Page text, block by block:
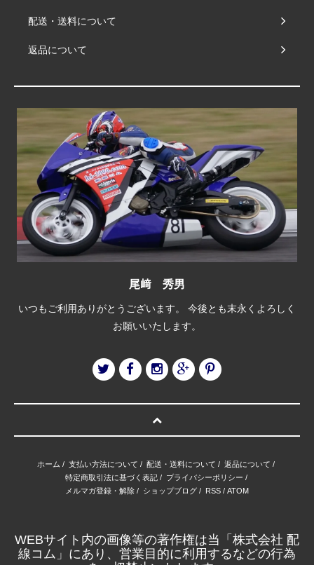
配送・送料について
返品について
尾﨑 秀男
いつもご利用ありがとうございます。 今後とも末永くよろしく
お願いいたします。
ホーム / 支払い方法について / 配送・送料について / 返品について /
特定商取引法に基づく表記/ プライバシーポリシー /
メルマガ登録・解除 / ショップブログ / RSS / ATOM
WEBサイト内の画像等の著作権は当「株式会社 配
線コム」にあり、営業目的に利用するなどの行為